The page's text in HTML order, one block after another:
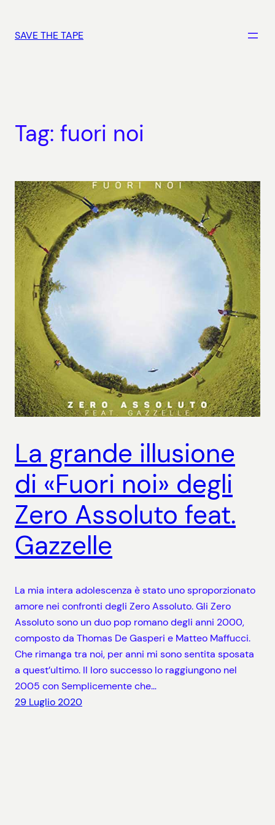
contenuto
SAVE THE TAPE
Tag: fuori noi
La grande illusione
di «Fuori noi» degli
Zero Assoluto feat.
Gazzelle
La mia intera adolescenza è stato uno sproporzionato
amore nei confronti degli Zero Assoluto. Gli Zero
Assoluto sono un duo pop romano degli anni 2000,
composto da Thomas De Gasperi e Matteo Maffucci.
Che rimanga tra noi, per anni mi sono sentita sposata
a quest’ultimo. Il loro successo lo raggiungono nel
2005 con Semplicemente che…
29 Luglio 2020